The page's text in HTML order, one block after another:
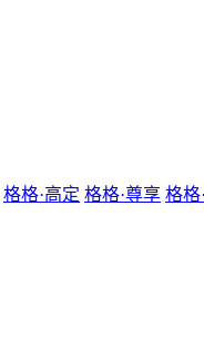
格格·高定 格格·尊享 格格